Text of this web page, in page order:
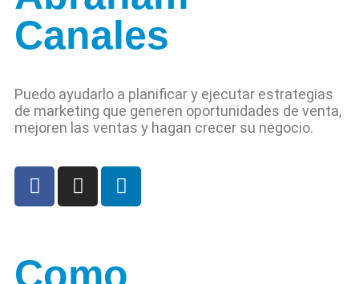
Canales
Puedo ayudarlo a planificar y ejecutar estrategias
de marketing que generen oportunidades de venta,
mejoren las ventas y hagan crecer su negocio.
Como